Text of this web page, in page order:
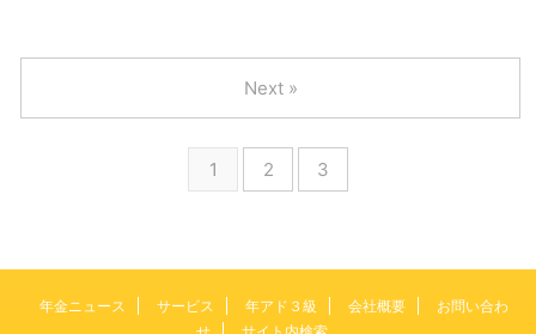
1 2 3
Next »
年金ニュース サービス 年アド３級 会社概要
お問い合わ